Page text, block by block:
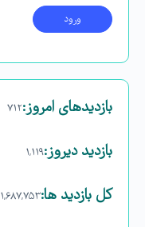
بازدیدهای امروز:۷۱۲
بازدید دیروز:۱,۱۱۹
کل بازدید ها:۱,۶۸۷,۷۵۳